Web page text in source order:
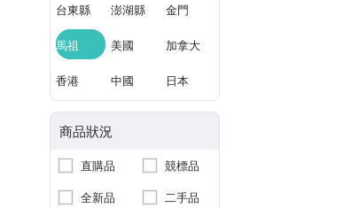
台東縣 澎湖縣 金門
馬祖 美國 加拿大
香港 中國 日本
商品狀況
直購品
競標品
全新品
二手品